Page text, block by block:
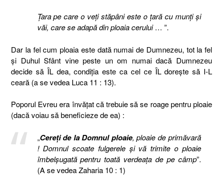
Ţara pe care o veţi stăpâni este o ţară cu munţi şi
văi, care se adapă din ploaia cerului… ”.
Dar la fel cum ploaia este dată numai de Dumnezeu, tot la fel
și Duhul Sfânt vine peste un om numai dacă Dumnezeu
decide să ÎL dea, condiția este ca cel ce ÎL dorește să I-L
ceară (a se vedea Luca 11 : 13).
Poporul Evreu era învățat că trebuie să se roage pentru ploaie
(dacă voiau să beneficieze de ea) :
„Cereţi de la Domnul ploaie, ploaie de primăvară
! Domnul scoate fulgerele şi vă trimite o ploaie
îmbelşugată pentru toată verdeaţa de pe câmp”.
(A se vedea Zaharia 10 : 1)